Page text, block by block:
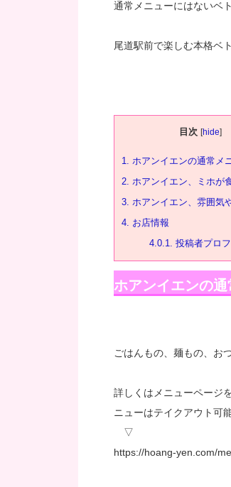
通常メニューにはないベ
尾道駅前で楽しむ本格ベ
目次 [hide]
1. ホアンイエンの通常メ
2. ホアンイエン、ミホが
3. ホアンイエン、雰囲気
4. お店情報
4.0.1. 投稿者プロ
ホアンイエンの通
ごはんもの、麺もの、お
詳しくはメニューページ
ニューはテイクアウト可能
▽
https://hoang-yen.com/